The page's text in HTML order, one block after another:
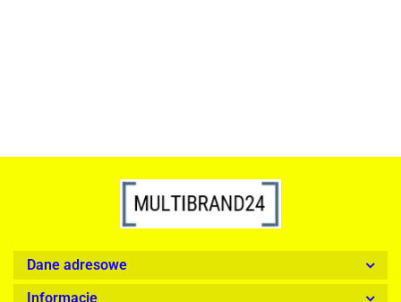
Dane adresowe
Informacje